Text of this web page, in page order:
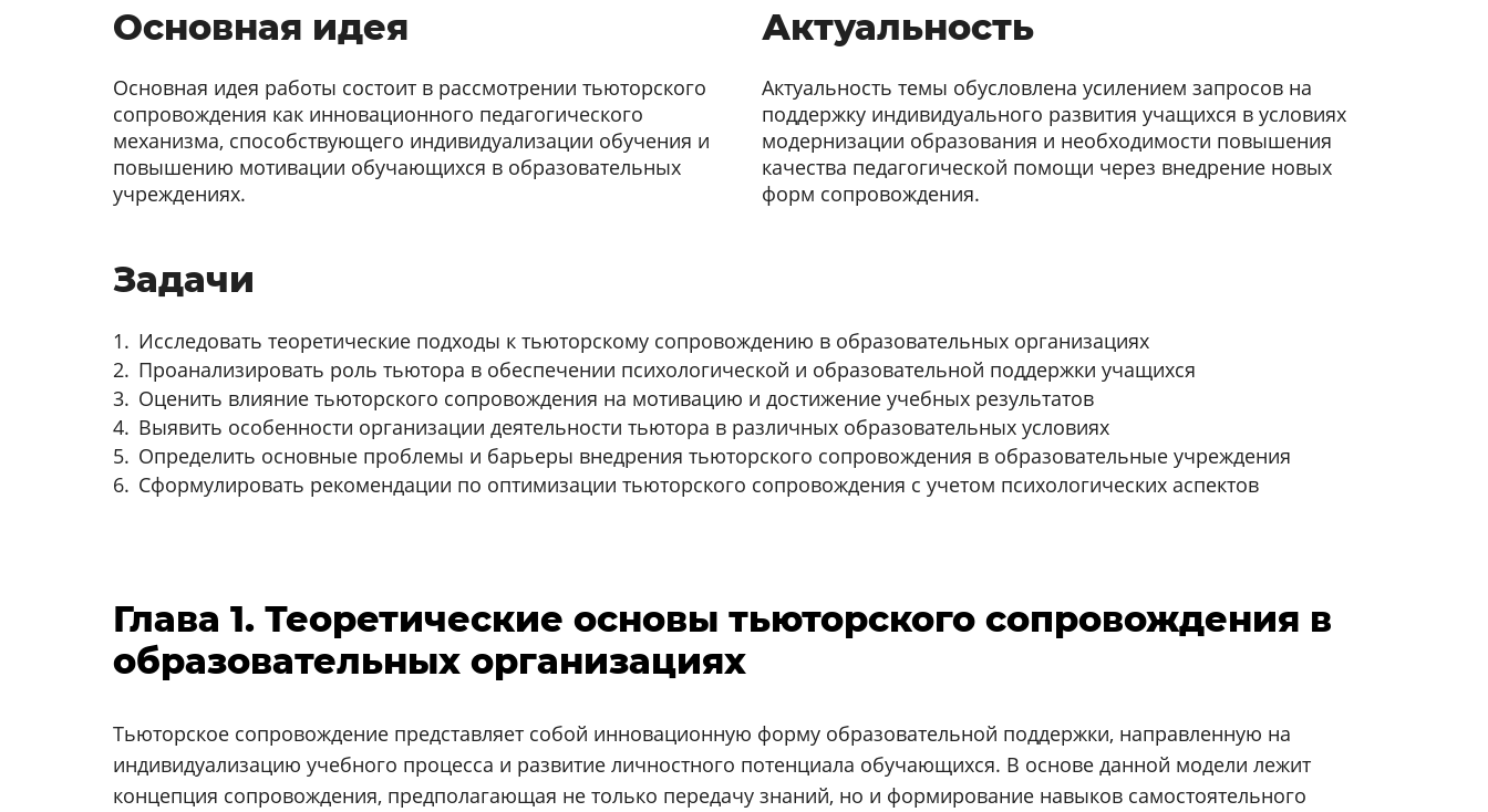
Основная идея
Основная идея работы состоит в рассмотрении тьюторского
сопровождения как инновационного педагогического
механизма, способствующего индивидуализации обучения и
повышению мотивации обучающихся в образовательных
учреждениях.
Актуальность
Актуальность темы обусловлена усилением запросов на
поддержку индивидуального развития учащихся в условиях
модернизации образования и необходимости повышения
качества педагогической помощи через внедрение новых
форм сопровождения.
Задачи
Исследовать теоретические подходы к тьюторскому сопровождению в образовательных организациях
Проанализировать роль тьютора в обеспечении психологической и образовательной поддержки учащихся
Оценить влияние тьюторского сопровождения на мотивацию и достижение учебных результатов
Выявить особенности организации деятельности тьютора в различных образовательных условиях
Определить основные проблемы и барьеры внедрения тьюторского сопровождения в образовательные учреждения
Сформулировать рекомендации по оптимизации тьюторского сопровождения с учетом психологических аспектов
Глава 1. Теоретические основы тьюторского сопровождения в
образовательных организациях
Тьюторское сопровождение представляет собой инновационную форму образовательной поддержки, направленную на
индивидуализацию учебного процесса и развитие личностного потенциала обучающихся. В основе данной модели лежит
концепция сопровождения, предполагающая не только передачу знаний, но и формирование навыков самостоятельного